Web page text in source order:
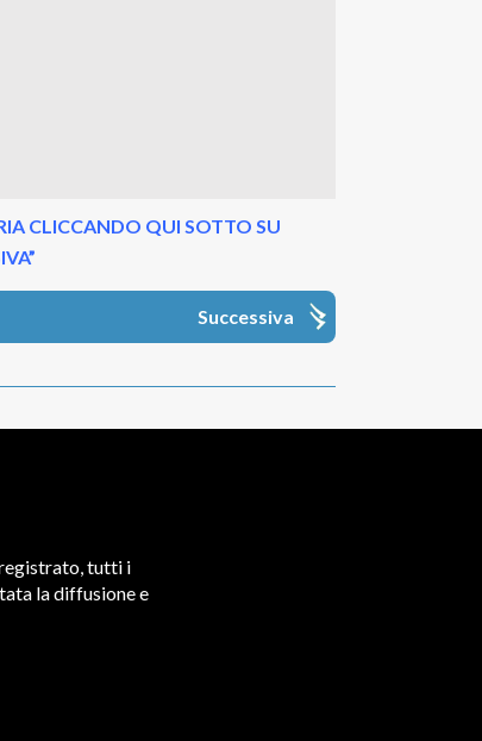
CLICCANDO QUI SOTTO SU
Successiva
tutti i
la diffusione e